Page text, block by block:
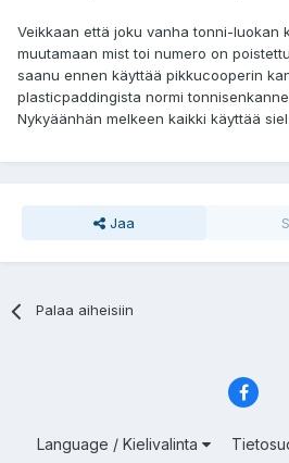
Veikkaan että joku vanha tonni-luokan
muutamaan mist toi numero on
saanu ennen käyttää pikkucooperin
plasticpaddingista normi
Nykyäänhän melkeen kaikki käyttää
Jaa
Palaa aiheisiin
Language / Kielivalinta